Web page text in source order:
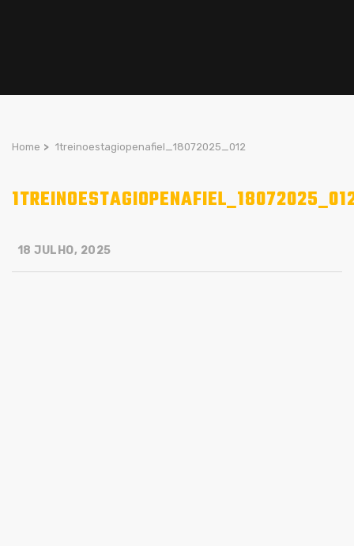
Home > 1treinoestagiopenafiel_18072025_012
18 JULHO, 2025